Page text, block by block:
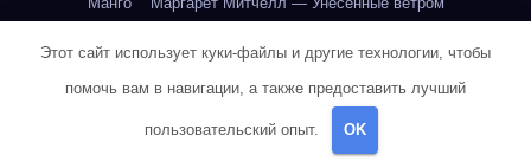
Марк Твен — Приключения Тома Сойера
Марк Твен — Приключения Тома Сойера
Марк Твен — Приключения Тома Сойера
Этот сайт использует куки-файлы и другие технологии, чтобы
помочь вам в навигации, а также предоставить лучший
пользовательский опыт. OK